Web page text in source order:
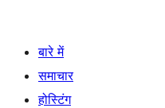
बारे में
समाचार
होस्टिंग